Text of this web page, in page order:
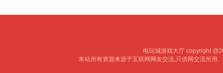
电玩城游戏大厅 copyright
本站所有资源来源于互联网网友交流,只供网交流所用